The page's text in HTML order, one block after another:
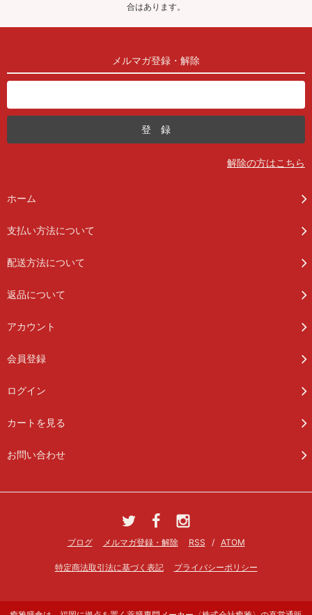
合はあります。
メルマガ登録・解除
解除の方はこちら
ホーム
支払い方法について
配送方法について
返品について
アカウント
会員登録
ログイン
カートを見る
お問い合わせ
ブログ メルマガ登録・解除 RSS / ATOM
特定商法取引法に基づく表記 プライバシーポリシー